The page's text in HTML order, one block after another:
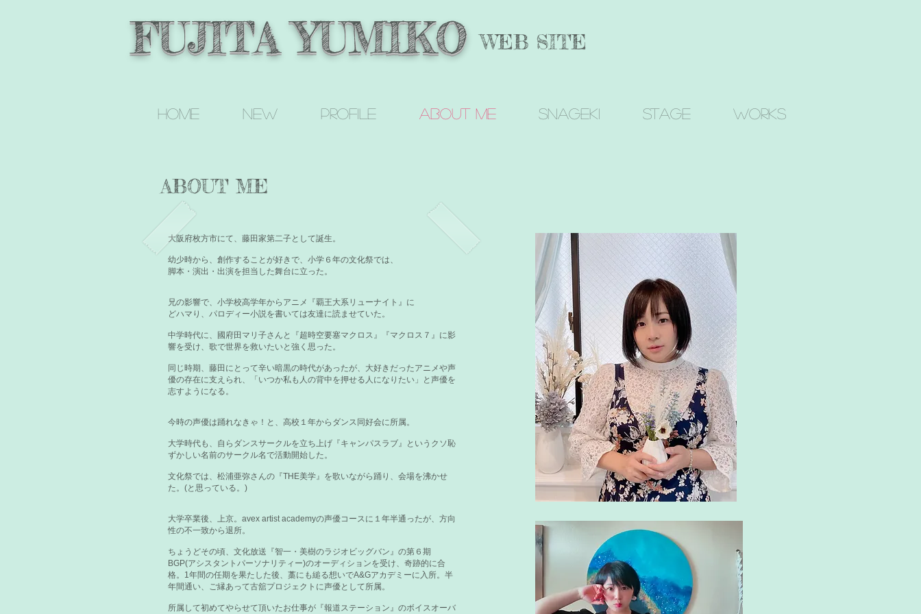
FUJITA YUMIKO WEB SITE
Home new Profile About me SNAGEKI Stage Works
ABOUT ME
大阪府枚方市にて、藤田家第二子として誕生。
幼少時から、創作することが好きで、小学６年の文化祭では、
脚本・演出・出演を担当した舞台に立った。
兄の影響で、小学校高学年からアニメ『覇王大系リューナイト』に
どハマり、パロディー小説を書いては友達に読ませていた。
中学時代に、國府田マリ子さんと『超時空要塞マクロス』『マクロス７』に影
響を受け、歌で世界を救いたいと強く思った。
同じ時期、 藤田にとって辛い暗黒の時代があったが、大好きだったアニメや声
優の存在に支えられ、「いつか私も人の背中を押せる人になりたい」と 声優を
志すようになる。
今時の声優は踊れなきゃ！と、高校１年からダンス同好会に所属。
大学時代も、自らダンスサークルを立ち上げ『キャンパスラブ』というクソ恥
ずかしい名前のサークル名で活動開始した。
文化祭では、松浦亜弥さんの『THE美学』を歌いながら踊り、会場を沸かせ
た。(と思っている。)
大学卒業後、上京。avex artist academyの声優コースに１年半通ったが、方向
性の不一致から退所。
ちょうどその頃、文化放送『智一・美樹のラジオビッグバン』の第６期
BGP(アシスタントパーソナリティー)のオーディションを受け、奇跡的に合
格。1年間の任期を果たした後、藁にも縋る想いでA&Gアカデミーに入所。半
年間通い、ご縁あって古舘プロジェクトに声優として所属。
所属して初めてやらせて頂いたお仕事が『報道ステーション』のボイスオーバ